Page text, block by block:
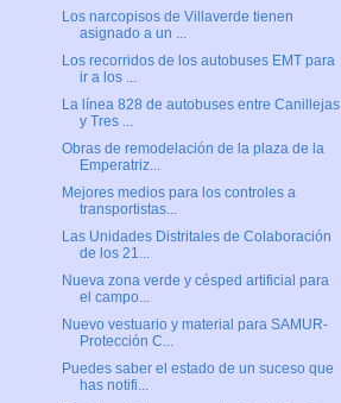
Los narcopisos de Villaverde tienen
asignado a un ...
Los recorridos de los autobuses EMT para
ir a los ...
La línea 828 de autobuses entre Canillejas
y Tres ...
Obras de remodelación de la plaza de la
Emperatriz...
Mejores medios para los controles a
transportistas...
Las Unidades Distritales de Colaboración
de los 21...
Nueva zona verde y césped artificial para
el campo...
Nuevo vestuario y material para SAMUR-
Protección C...
Puedes saber el estado de un suceso que
has notifi...